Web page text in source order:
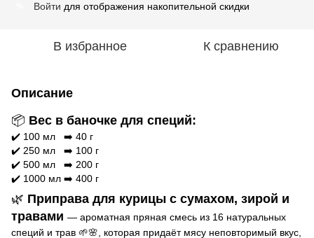
Войти для отображения накопительной скидки
В избранное К сравнению
Описание
📦 Вес в баночке для специй:
✔️ 100 мл ➡️ 40 г
✔️ 250 мл ➡️ 100 г
✔️ 500 мл ➡️ 200 г
✔️ 1000 мл ➡️ 400 г
🌿 Приправа для курицы с сумахом, зирой и
травами — ароматная пряная смесь из 16 натуральных
специй и трав 🌱🌸, которая придаёт мясу неповторимый вкус,